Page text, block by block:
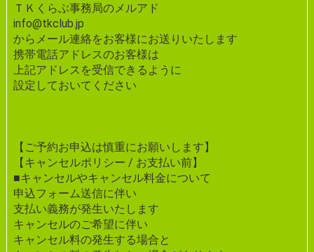
ＴＫくらぶ事務局のメルアド
info@tkclub.jp
からメール連絡をお客様にお送りいたします
携帯電話アドレスのお客様は
上記アドレスを受信できるように
設定しておいてください
【ご予約お申込は慎重にお願いします】
【キャンセルポリシー / お支払い前】
■キャンセルやキャンセル料金について
申込フォーム送信に伴い
支払い義務が発生いたします
キャンセルのご希望に伴い
キャンセル料の発生する場合と